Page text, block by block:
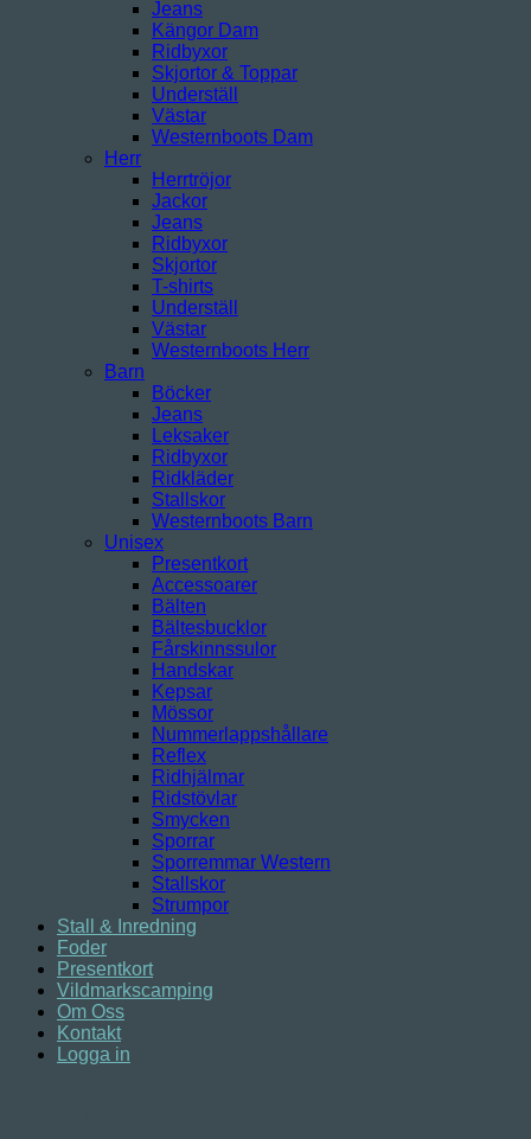
Jeans
Kängor Dam
Ridbyxor
Skjortor & Toppar
Underställ
Västar
Westernboots Dam
Herr
Herrtröjor
Jackor
Jeans
Ridbyxor
Skjortor
T-shirts
Underställ
Västar
Westernboots Herr
Barn
Böcker
Jeans
Leksaker
Ridbyxor
Ridkläder
Stallskor
Westernboots Barn
Unisex
Presentkort
Accessoarer
Bälten
Bältesbucklor
Fårskinnssulor
Handskar
Kepsar
Mössor
Nummerlappshållare
Reflex
Ridhjälmar
Ridstövlar
Smycken
Sporrar
Sporremmar Western
Stallskor
Strumpor
Stall & Inredning
Foder
Presentkort
Vildmarkscamping
Om Oss
Kontakt
Logga in